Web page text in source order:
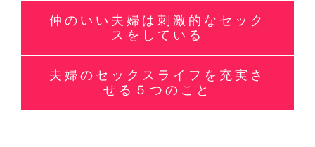
仲のいい夫婦は刺激的なセック
スをしている
夫婦のセックスライフを充実さ
せる５つのこと